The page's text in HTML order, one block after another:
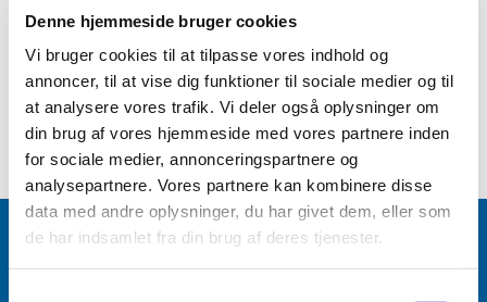
Denne hjemmeside bruger cookies
Vi bruger cookies til at tilpasse vores indhold og
annoncer, til at vise dig funktioner til sociale medier og til
at analysere vores trafik. Vi deler også oplysninger om
din brug af vores hjemmeside med vores partnere inden
for sociale medier, annonceringspartnere og
analysepartnere. Vores partnere kan kombinere disse
data med andre oplysninger, du har givet dem, eller som
de har indsamlet fra din brug af deres tjenester.